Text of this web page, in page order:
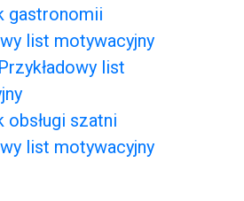
gastronomii
list motywacyjny
list
obsługi szatni
list motywacyjny